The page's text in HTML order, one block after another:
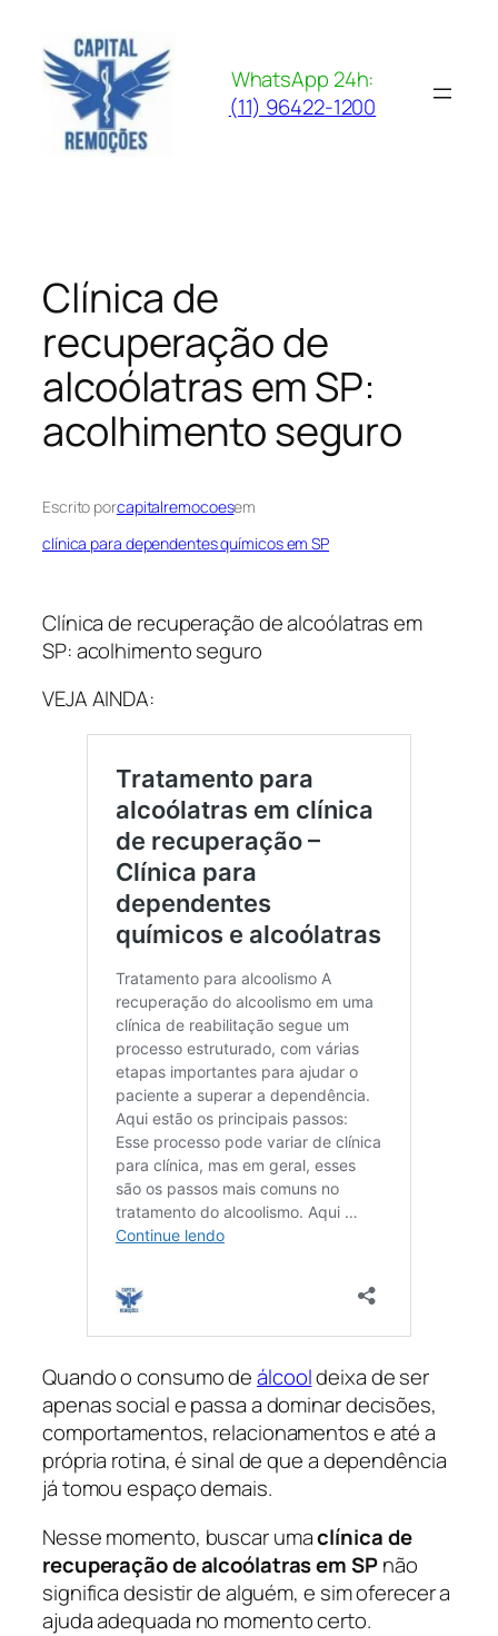
para
conteúdo
WhatsApp 24h:
(11) 96422-1200
Clínica de
recuperação de
alcoólatras em SP:
acolhimento seguro
Escrito porcapitalremocoesem
clínica para dependentes químicos em SP
Clínica de recuperação de alcoólatras em
SP: acolhimento seguro
VEJA AINDA:
Quando o consumo deálcooldeixa de ser
apenas social e passa a dominar decisões,
comportamentos, relacionamentos e até a
própria rotina, é sinal de que a dependência
já tomou espaço demais.
Nesse momento, buscar umaclínica de
recuperação de alcoólatras em SPnão
significa desistir de alguém, e sim oferecer a
ajuda adequada no momento certo.